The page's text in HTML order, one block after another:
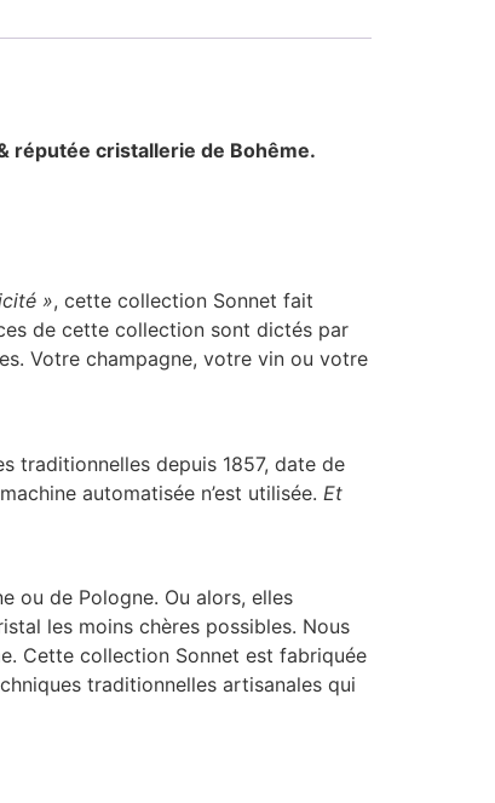
réputée cristallerie de Bohême.
», cette collection Sonnet fait
de cette collection sont dictés par
Votre champagne, votre vin ou votre
traditionnelles depuis 1857, date de
automatisée n’est utilisée. Et
ou de Pologne. Ou alors, elles
les moins chères possibles. Nous
Cette collection Sonnet est fabriquée
traditionnelles artisanales qui